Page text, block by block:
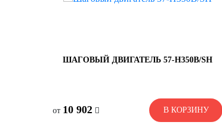
ШАГОВЫЙ ДВИГАТЕЛЬ 57-H350B/SH
от 10 902 В КОРЗИНУ
со склада
10 902
В КОРЗИНУ